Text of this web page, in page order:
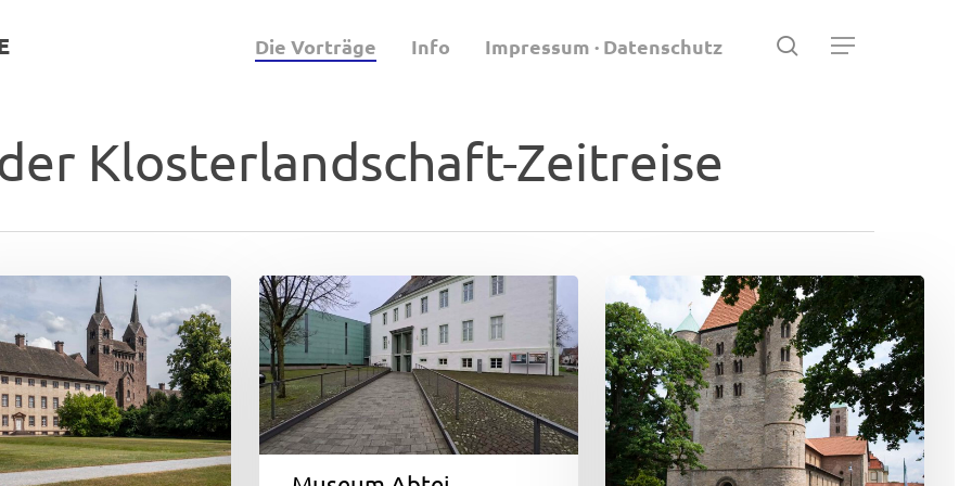
Die Vorträge Info Impressum · Datenschutz search
Menu
Klosterlandschaft-Zeitreise
Museum
Abtei
Liesborn
23.
Mai
Stiftskirche
Freckenhorst
6.
Juni
2025